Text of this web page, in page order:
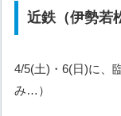
近鉄（伊勢若
4/5(土)・6(日)に、
み…）